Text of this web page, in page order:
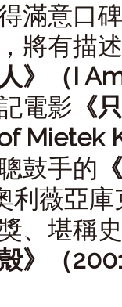
滿意口
將有描
人》（I
電影 《
Mietek
鼓手的
利薇亞
、堪稱
殼》（